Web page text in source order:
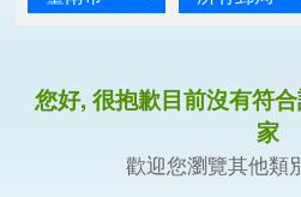
您好, 很抱歉目前沒有符
家
歡迎您瀏覽其他類